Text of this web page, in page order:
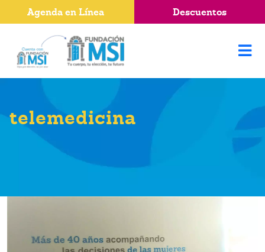
telemedicina
Agenda en Línea Descuentos